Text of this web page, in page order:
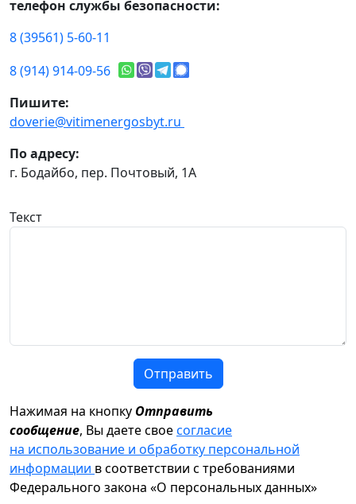
телефон службы безопасности:
8 (39561) 5-60-11
8 (914) 914-09-56
Пишите:
doverie@vitimenergosbyt.ru
По адресу:
г. Бодайбо, пер. Почтовый, 1А
Текст
Отправить
Нажимая на кнопку Отправить
сообщение, Вы даете своесогласие
на использование и обработку персональной
информации в соответствии с требованиями
Федерального закона «О персональных данных»